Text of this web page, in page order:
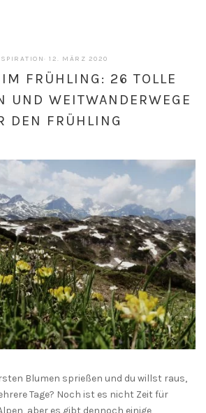
· 12. MÄRZ 2020
2020
FRÜHLING: 26 TOLLE
UND WEITWANDERWEGE
DEN FRÜHLING
Blumen sprießen und du willst raus,
Tage? Noch ist es nicht Zeit für